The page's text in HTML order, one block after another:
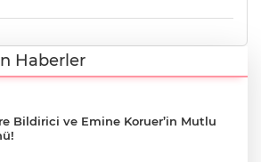
Haberler
Bildirici ve Emine Koruer’in Mutlu